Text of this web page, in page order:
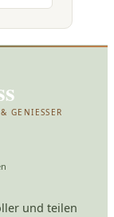
GENIESSER
und teilen